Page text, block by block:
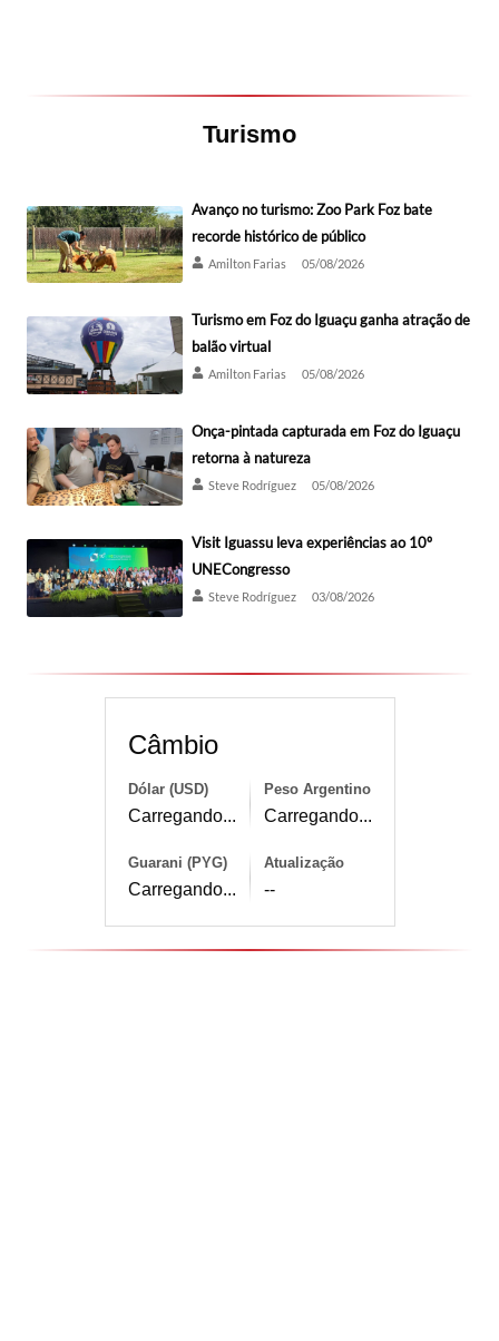
Turismo
Avanço no turismo: Zoo Park Foz bate
recorde histórico de público
Amilton Farias 05/08/2026
Turismo em Foz do Iguaçu ganha atração de
balão virtual
Amilton Farias 05/08/2026
Onça-pintada capturada em Foz do Iguaçu
retorna à natureza
Steve Rodríguez 05/08/2026
Visit Iguassu leva experiências ao 10º
UNECongresso
Steve Rodríguez 03/08/2026
Câmbio
Dólar (USD)
Carregando...
Peso Argentino
Carregando...
Guarani (PYG)
Carregando...
Atualização
--